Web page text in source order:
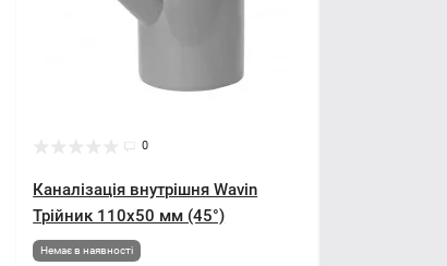
0
Каналізація внутрішня Wavin
Трійник 110x50 мм (45°)
Немає в наявності